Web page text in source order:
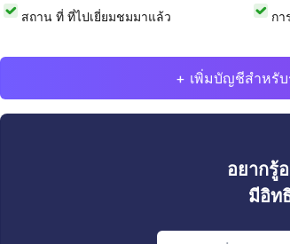
สถาน ที่ ที่ไปเยี่ยมชมมาแล้ว กา
+ เพิ่มบัญชีสำหรับ
อยากรู้
มีอิท